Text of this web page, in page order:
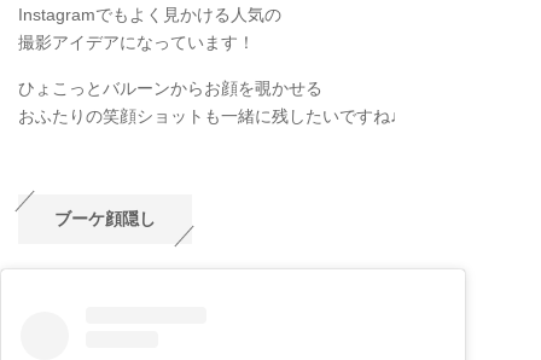
Instagramでもよく見かける人気の
撮影アイデアになっています！
ひょこっとバルーンからお顔を覗かせる
おふたりの笑顔ショットも一緒に残したいですね♩
ブーケ顔隠し